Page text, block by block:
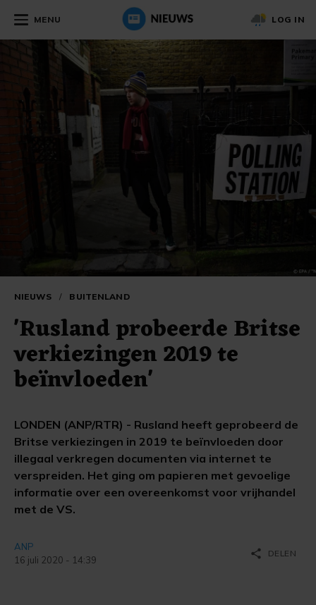
MENU LOG IN
NIEUWS / BUITENLAND
'Rusland probeerde Britse
verkiezingen 2019 te
beïnvloeden'
LONDEN (ANP/RTR) - Rusland heeft geprobeerd de
Britse verkiezingen in 2019 te beïnvloeden door
illegaal verkregen documenten via internet te
verspreiden. Het ging om papieren met gevoelige
informatie over een overeenkomst voor vrijhandel
met de VS.
ANP
16 juli 2020 - 14:39
share DELEN